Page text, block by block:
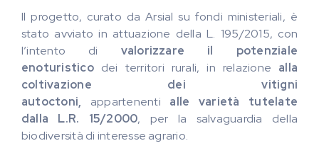
Il progetto, curato da Arsial su fondi ministeriali, è
stato avviato in attuazione della L. 195/2015, con
l’intento di valorizzare il potenziale
enoturisticodei territori rurali, in relazione alla
coltivazione dei vitigni
autoctoni, appartenenti alle varietà tutelate
dalla L.R. 15/2000, per la salvaguardia della
biodiversità di interesse agrario.